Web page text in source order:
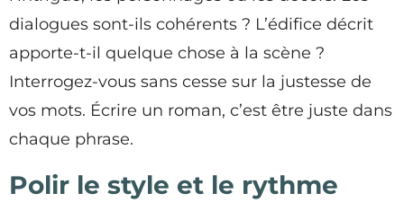
dialogues sont-ils cohérents ? L’édifice décrit
apporte-t-il quelque chose à la scène ?
Interrogez-vous sans cesse sur la justesse de
vos mots. Écrire un roman, c’est être juste dans
chaque phrase.
Polir le style et le rythme